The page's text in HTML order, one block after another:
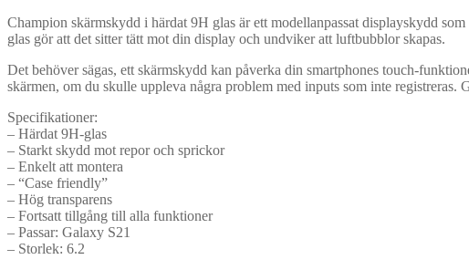
Champion skärmskydd i härdat 9H glas är ett modellanpassat displayskydd
glas gör att det sitter tätt mot din display och undviker att luftbubblor skapas.
Det behöver sägas, ett skärmskydd kan påverka din smartphones touch-
skärmen, om du skulle uppleva några problem med inputs som inte
Specifikationer:
– Härdat 9H-glas
– Starkt skydd mot repor och sprickor
– Enkelt att montera
– “Case friendly”
– Hög transparens
– Fortsatt tillgång till alla funktioner
– Passar: Galaxy S21
– Storlek: 6.2